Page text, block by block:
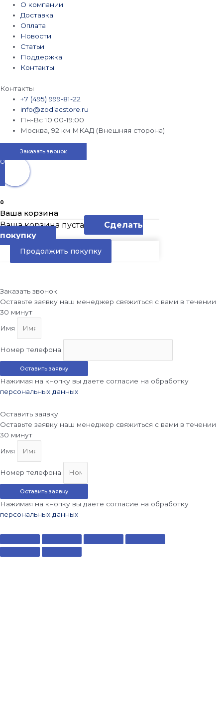
О компании
Доставка
Оплата
Новости
Статьи
Поддержка
Контакты
Контакты
+7 (495) 999-81-22
info@zodiacstore.ru
Пн-Вс 10:00-19:00
Москва, 92 км МКАД (Внешняя сторона)
Заказать звонок
0
0
Ваша корзина
Ваша корзина пуста
Сделать
покупку
Продолжить покупку
Заказать звонок
Оставьте заявку наш менеджер свяжиться с вами в течении
30 минут
Имя
Номер телефона
Оставить заявку
Нажимая на кнопку вы даете согласие на обработку
персональных данных
Оставить заявку
Оставьте заявку наш менеджер свяжиться с вами в течении
30 минут
Имя
Номер телефона
Оставить заявку
Нажимая на кнопку вы даете согласие на обработку
персональных данных